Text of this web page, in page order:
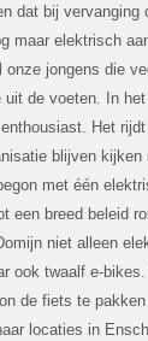
dat bij vervanging
maar elektrisch
onze jongens die
uit de voeten. In
Het
blijven kijken
met één
een breed beleid
niet alleen
ook twaalf e-
de fiets te
locaties in